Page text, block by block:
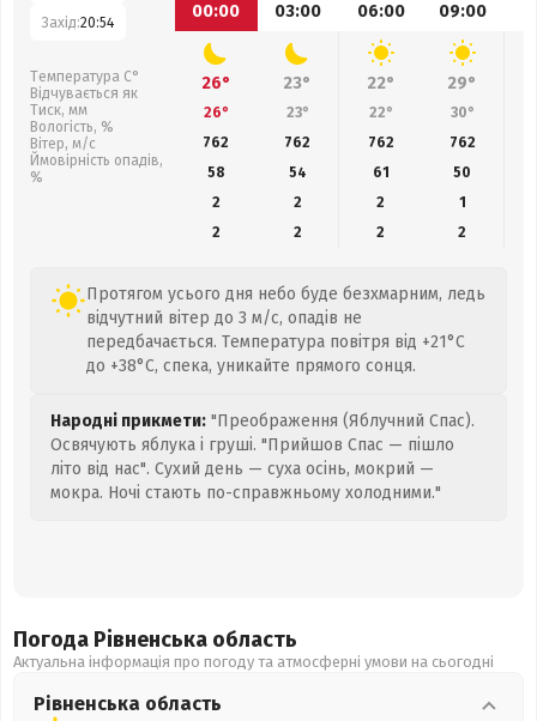
Захід:20:54
Температура С°
Відчувається як
Тиск, мм
Вологість, %
Вітер, м/с
Ймовірність опадів,
%
00:00
03:00 06:00 09:00
26° 23° 22° 29°
26° 23° 22° 30°
762
762 762 762
58
54 61 50
2
2 2
1
2
2 2 2
Протягом усього дня небо буде безхмарним, ледь
відчутний вітер до 3 м/с, опадів не
передбачається. Температура повітря від +21°C
до +38°C, спека, уникайте прямого сонця.
Народні прикмети: "Преображення (Яблучний Спас).
Освячують яблука і груші. "Прийшов Спас — пішло
літо від нас". Сухий день — суха осінь, мокрий —
мокра. Ночі стають по-справжньому холодними."
Погода Рівненська область
Актуальна інформація про погоду та атмосферні умови на сьогодні
Рівненська область